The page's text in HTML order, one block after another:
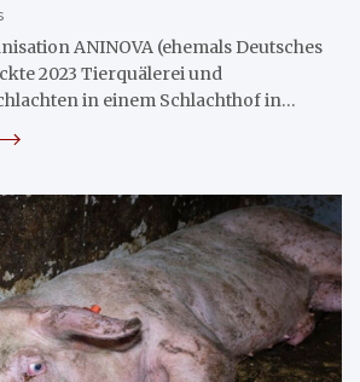
ANINOVA (ehemals Deutsches
2023 Tierquälerei und
in einem Schlachthof in…